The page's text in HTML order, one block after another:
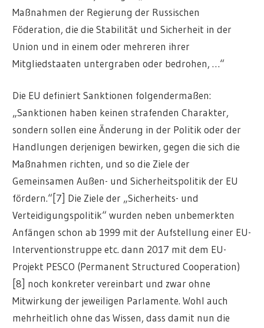
Maßnahmen der Regierung der Russischen
Föderation, die die Stabilität und Sicherheit in der
Union und in einem oder mehreren ihrer
Mitgliedstaaten untergraben oder bedrohen, …“
Die EU definiert Sanktionen folgendermaßen:
„Sanktionen haben keinen strafenden Charakter,
sondern sollen eine Änderung in der Politik oder der
Handlungen derjenigen bewirken, gegen die sich die
Maßnahmen richten, und so die Ziele der
Gemeinsamen Außen- und Sicherheitspolitik der EU
fördern.“[7] Die Ziele der „Sicherheits- und
Verteidigungspolitik“ wurden neben unbemerkten
Anfängen schon ab 1999 mit der Aufstellung einer EU-
Interventionstruppe etc. dann 2017 mit dem EU-
Projekt PESCO (Permanent Structured Cooperation)
[8] noch konkreter vereinbart und zwar ohne
Mitwirkung der jeweiligen Parlamente. Wohl auch
mehrheitlich ohne das Wissen, dass damit nun die